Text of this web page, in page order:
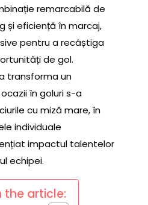
remarcabilă de
și eficiență în marcaj,
pentru a recâștiga
de gol.
transforma un
în goluri s-a
cu miză mare, în
individuale
impactul talentelor
echipei.
the article: